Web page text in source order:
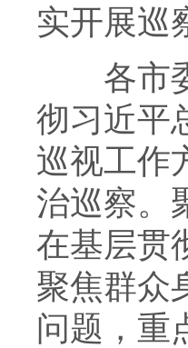
实开展巡
各市委
彻习近平
巡视工作
治巡察。
在基层贯
聚焦群众
问题，重